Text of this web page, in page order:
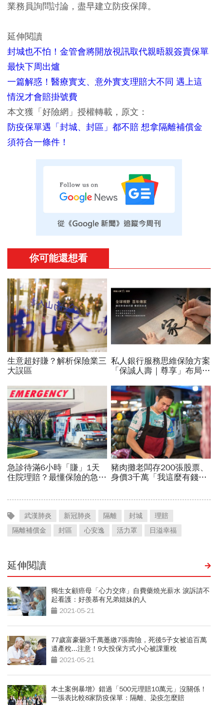
業務員詢問討論，盡早建立防疫保障。
延伸閱讀
封城也不怕！金管會將開放視訊取代親晤親簽賣保單
最快下周出爐
一篇解惑！醫療實支、意外實支理賠大不同 遇上這
情況才會賠掛號費
本文獲「好險網」授權轉載，原文：
防疫保單遇「封城、封區」都不賠 想拿隔離補償金
須符合一條件！
武漢肺炎 新冠肺炎 隔離 封城
理賠
隔離補償金
封區 心安逸 活力罩 日溢幸福
延伸閱讀
獨生女顧癌母「心力交瘁」自費藥燒光薪水 淚訴請不
起看護：好羨慕有兄弟姐妹的人
2021-05-21
77歲富豪砸3千萬躉繳7張壽險，死後5子女被追百萬
遺產稅...注意！9大投保方式小心被課重稅
2021-05-21
本土案例暴增》錯過「500元理賠10萬元」沒關係！
一張表比較8家防疫保單：隔離、染疫怎麼賠